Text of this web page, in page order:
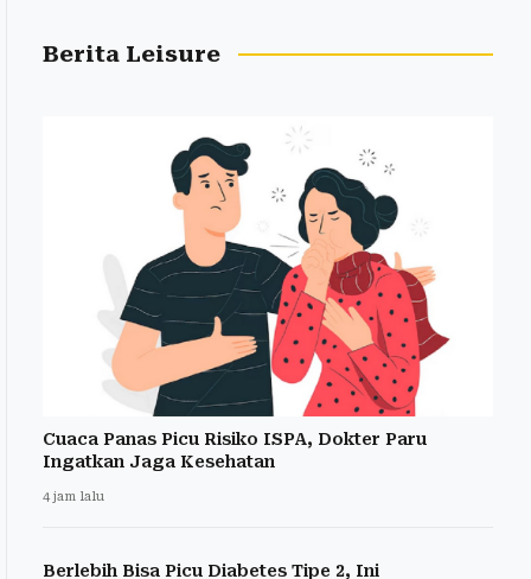
Berita Leisure
Cuaca Panas Picu Risiko ISPA, Dokter Paru
Ingatkan Jaga Kesehatan
4 jam lalu
Berlebih Bisa Picu Diabetes Tipe 2, Ini